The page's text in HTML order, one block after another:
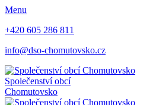
Menu
+420 605 286 811
info@dso-chomutovsko.cz
Společenství obcí
Chomutovsko